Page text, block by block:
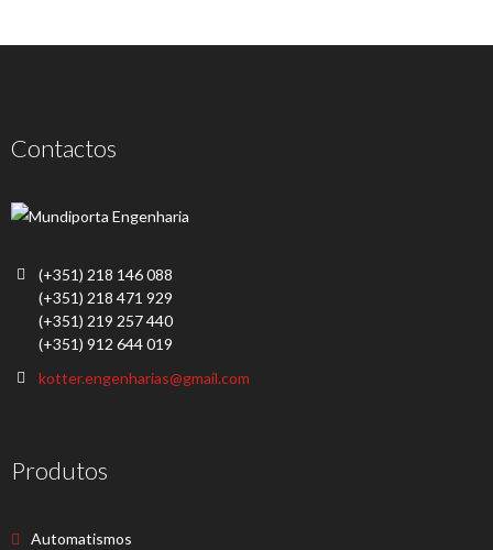
Contactos
(+351) 218 146 088
(+351) 218 471 929
(+351) 219 257 440
(+351) 912 644 019
kotter.engenharias@gmail.com
Produtos
Automatismos